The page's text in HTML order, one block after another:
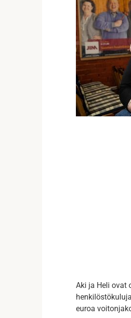
Aki ja Heli ovat
euroa